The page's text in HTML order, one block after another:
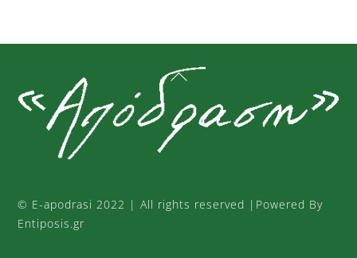
επιλογές
μπορούν
στη
Back
Top
© E-apodrasi 2022 | All rights reserved |Powered By
Entiposis.gr